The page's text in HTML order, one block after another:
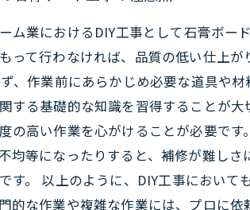
ム業におけるDIY工事として石膏ボー
って行わなければ、品質の低い仕上
、作業前にあらかじめ必要な道具や
する基礎的な知識を習得することが
の高い作業を心がけることが必要で
均等になったりすると、補修が難し
す。 以上のように、DIY工事におい
的な作業や複雑な作業には、プロに依